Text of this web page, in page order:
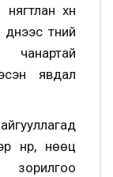
хүн
түүний
явдал
нүүр, нөөц